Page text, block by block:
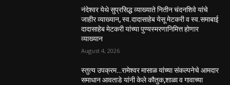
नंदेश्वर येथे सुप्रसिद्ध व्याख्याते नितीन चंदनशिवे यांचे
जाहीर व्याख्यान, स्व.दादासाहेब येसू मेटकरी व स्व.समाबाई
दादासाहेब मेटकरी यांच्या पुण्यस्मरणानिमित्त होणार
व्याख्यान
August 4, 2026
स्तुत्य उपक्रम…रामेश्वर मासाळ यांच्या संकल्पनेचे आमदार
समाधान आवताडे यांनी केले कौतुक,शाळा व गावाच्या